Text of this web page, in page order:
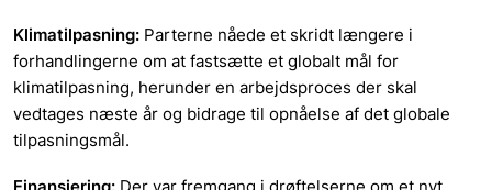
Klimatilpasning: Parterne nåede et skridt længere i
forhandlingerne om at fastsætte et globalt mål for
klimatilpasning, herunder en arbejdsproces der skal
vedtages næste år og bidrage til opnåelse af det globale
tilpasningsmål.